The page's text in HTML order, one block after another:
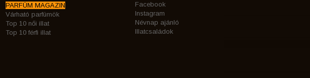
PARFÜM MAGAZIN
Várható parfümök
Top 10 női illat
Top 10 férfi illat
Facebook
Instagram
Névnap ajánló
Illatcsaládok